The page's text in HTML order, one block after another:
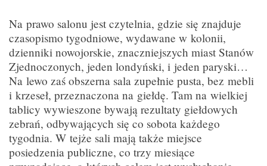
Na prawo salonu jest czytelnia, gdzie się znajduje
czasopismo tygodniowe, wydawane w kolonii,
dzienniki nowojorskie, znaczniejszych miast Stanów
Zjednoczonych, jeden londyński, i jeden paryski…
Na lewo zaś obszerna sala zupełnie pusta, bez mebli
i krzeseł, przeznaczona na giełdę. Tam na wielkiej
tablicy wywieszone bywają rezultaty giełdowych
zebrań, odbywających się co sobota każdego
tygodnia. W tejże sali mają także miejsce
posiedzenia publiczne, co trzy miesiące